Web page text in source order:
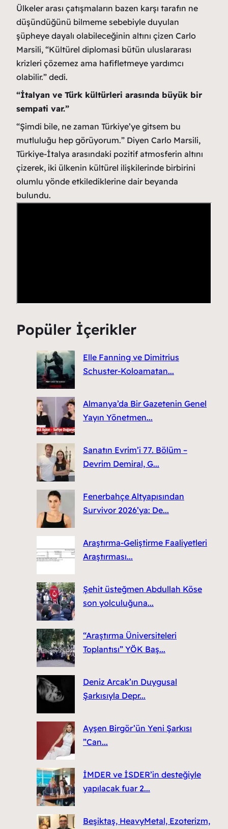
Ülkeler arası çatışmaların bazen karşı tarafın ne
düşündüğünü bilmeme sebebiyle duyulan
şüpheye dayalı olabileceğinin altını çizen Carlo
Marsili, “Kültürel diplomasi bütün uluslararası
krizleri çözemez ama hafifletmeye yardımcı
olabilir.” dedi.
“İtalyan ve Türk kültürleri arasında büyük bir
sempati var.”
“Şimdi bile, ne zaman Türkiye’ye gitsem bu
mutluluğu hep görüyorum.” Diyen Carlo Marsili,
Türkiye-İtalya arasındaki pozitif atmosferin altını
çizerek, iki ülkenin kültürel ilişkilerinde birbirini
olumlu yönde etkilediklerine dair beyanda
bulundu.
Popüler İçerikler
Elle Fanning ve Dimitrius
Schuster-Koloamatan...
Almanya’da Bir Gazetenin Genel
Yayın Yönetmen...
Sanatın Evrim’i 77. Bölüm –
Devrim Demiral, G...
Fenerbahçe Altyapısından
Survivor 2026’ya: De...
Araştırma-Geliştirme Faaliyetleri
Araştırması...
Şehit üsteğmen Abdullah Köse
son yolculuğuna...
“Araştırma Üniversiteleri
Toplantısı” YÖK Baş...
Deniz Arcak’ın Duygusal
Şarkısıyla Depr...
Ayşen Birgör’ün Yeni Şarkısı
”Can...
İMDER ve İSDER’in desteğiyle
yapılacak fuar 2...
Beşiktaş, HeavyMetal, Ezoterizm,